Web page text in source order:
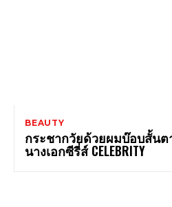
BEAUTY
กระชากวัยด้วยผมบ๊อบสั้นต
นางเอกซีรี่ส์ CELEBRITY